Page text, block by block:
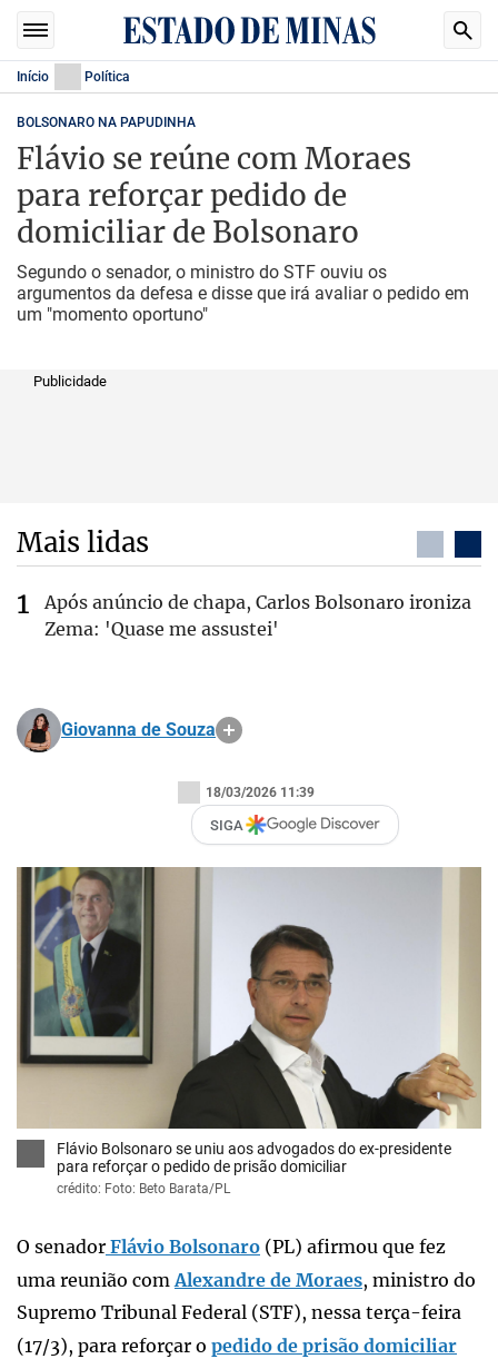
Início Política
BOLSONARO NA PAPUDINHA
Flávio se reúne com Moraes
para reforçar pedido de
domiciliar de Bolsonaro
Segundo o senador, o ministro do STF ouviu os
argumentos da defesa e disse que irá avaliar o pedido em
um "momento oportuno"
Publicidade
Mais lidas
Após anúncio de chapa, Carlos Bolsonaro ironiza
Zema: 'Quase me assustei'
Giovanna de Souza
18/03/2026 11:39
SIGA
x
Flávio Bolsonaro se uniu aos advogados do ex-presidente
para reforçar o pedido de prisão domiciliar
crédito: Foto: Beto Barata/PL
O senador Flávio Bolsonaro (PL) afirmou que fez
uma reunião comAlexandre de Moraes, ministro do
Supremo Tribunal Federal (STF), nessa terça-feira
(17/3), para reforçar o pedido de prisão domiciliar